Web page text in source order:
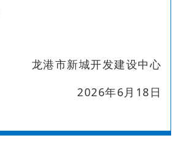
龙港市新城开发建设中心
2026年6月18日